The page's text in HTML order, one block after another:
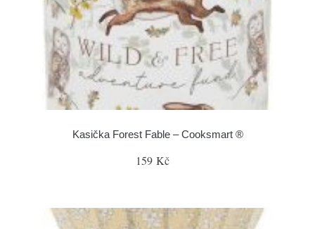
Kasička Forest Fable – Cooksmart ®
159 Kč